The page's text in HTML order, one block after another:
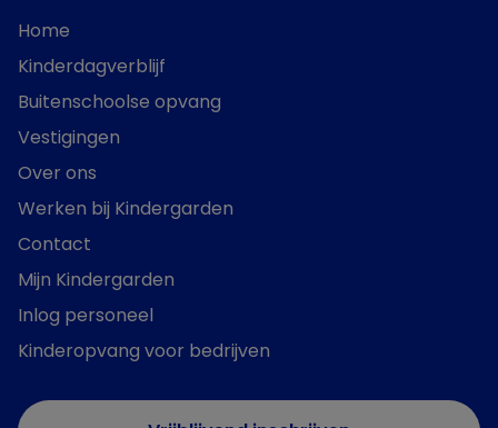
Home
Kinderdagverblijf
Buitenschoolse opvang
Vestigingen
Over ons
Werken bij Kindergarden
Contact
Mijn Kindergarden
Inlog personeel
Kinderopvang voor bedrijven